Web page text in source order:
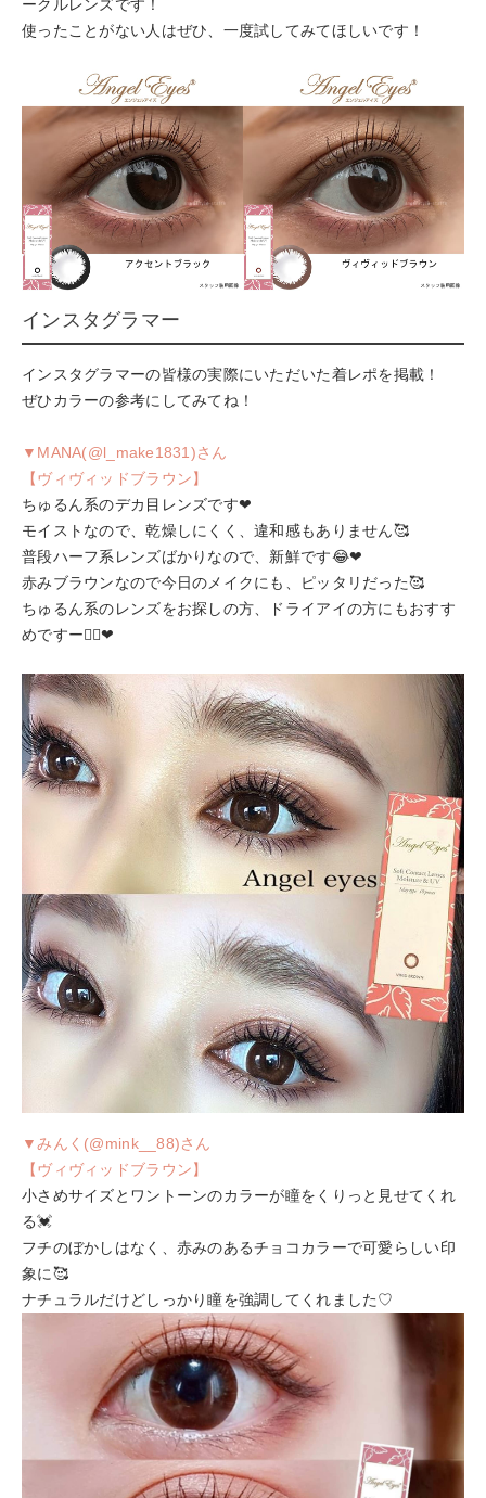
ークルレンズです！
使ったことがない人はぜひ、一度試してみてほしいです！
インスタグラマー
インスタグラマーの皆様の実際にいただいた着レポを掲載！
ぜひカラーの参考にしてみてね！
▼MANA(@l_make1831)さん
【ヴィヴィッドブラウン】
ちゅるん系のデカ目レンズです❤
モイストなので、乾燥しにくく、違和感もありません🥰
普段ハーフ系レンズばかりなので、新鮮です😂❤
赤みブラウンなので今日のメイクにも、ピッタリだった🥰
ちゅるん系のレンズをお探しの方、ドライアイの方にもおすす
めですー💁‍♀️❤
▼みんく(@mink__88)さん
【ヴィヴィッドブラウン】
小さめサイズとワントーンのカラーが瞳をくりっと見せてくれ
る💓
フチのぼかしはなく、赤みのあるチョコカラーで可愛らしい印
象に🥰
ナチュラルだけどしっかり瞳を強調してくれました♡